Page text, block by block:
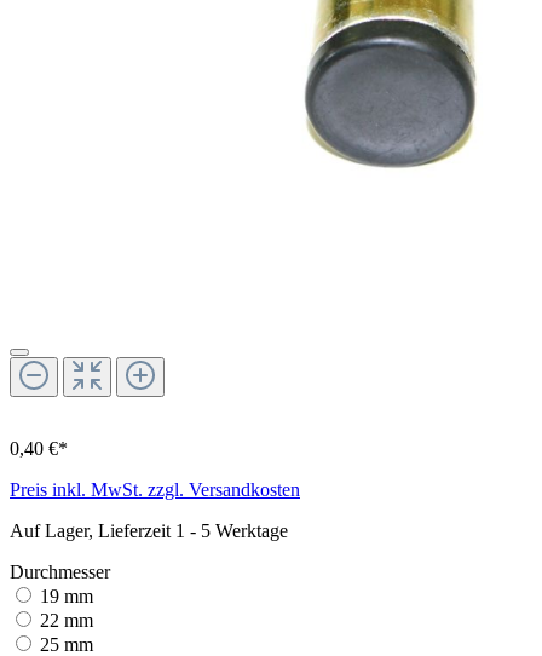
0,40 €*
Preis inkl. MwSt. zzgl. Versandkosten
Auf Lager, Lieferzeit 1 - 5 Werktage
Durchmesser
19 mm
22 mm
25 mm